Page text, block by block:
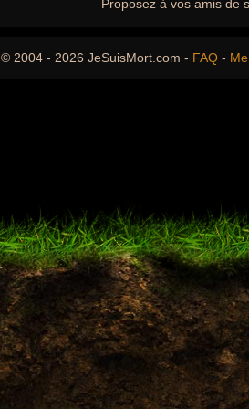
Proposez à vos amis de
© 2004 - 2026 JeSuisMort.com - FAQ -